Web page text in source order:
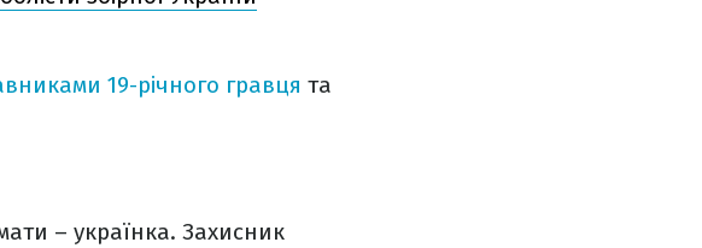
19-річного гравця та
– українка. Захисник